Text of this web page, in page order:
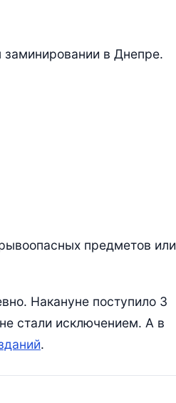
в Днепре.
предметов или
Накануне поступило 3
стали исключением. А в
.